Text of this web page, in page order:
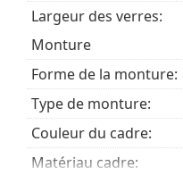
Largeur des verres:
Monture
Forme de la monture:
Type de monture:
Couleur du cadre:
Matériau cadre: